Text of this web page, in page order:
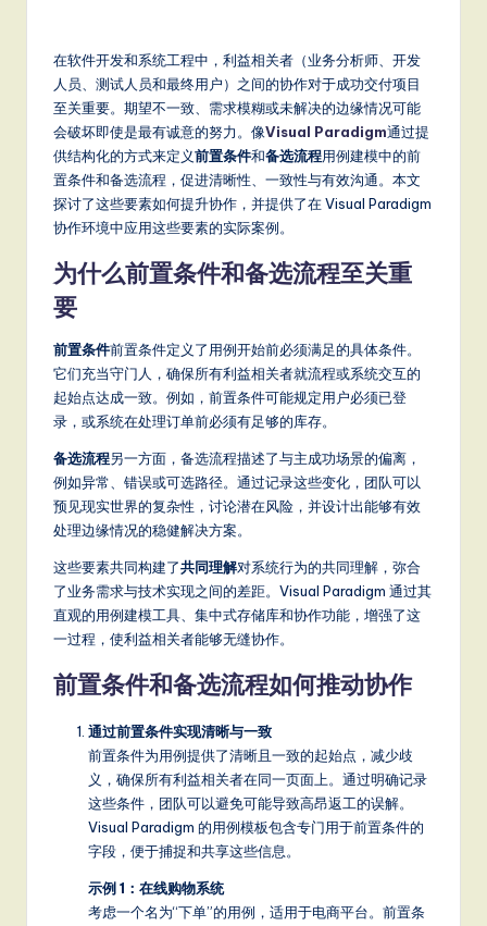
fi
d
C
hi
L
在软件开发和系统工程中，利益相关者（业务分析师、开发
人员、测试人员和最终用户）之间的协作对于成功交付项目
至关重要。期望不一致、需求模糊或未解决的边缘情况可能
会破坏即使是最有诚意的努力。像Visual Paradigm通过提
供结构化的方式来定义前置条件和备选流程用例建模中的前
置条件和备选流程，促进清晰性、一致性与有效沟通。本文
探讨了这些要素如何提升协作，并提供了在 Visual Paradigm
协作环境中应用这些要素的实际案例。
为什么前置条件和备选流程至关重
要
前置条件前置条件定义了用例开始前必须满足的具体条件。
它们充当守门人，确保所有利益相关者就流程或系统交互的
起始点达成一致。例如，前置条件可能规定用户必须已登
录，或系统在处理订单前必须有足够的库存。
备选流程另一方面，备选流程描述了与主成功场景的偏离，
例如异常、错误或可选路径。通过记录这些变化，团队可以
预见现实世界的复杂性，讨论潜在风险，并设计出能够有效
处理边缘情况的稳健解决方案。
这些要素共同构建了共同理解对系统行为的共同理解，弥合
了业务需求与技术实现之间的差距。Visual Paradigm 通过其
直观的用例建模工具、集中式存储库和协作功能，增强了这
一过程，使利益相关者能够无缝协作。
前置条件和备选流程如何推动协作
通过前置条件实现清晰与一致
前置条件为用例提供了清晰且一致的起始点，减少歧
义，确保所有利益相关者在同一页面上。通过明确记录
这些条件，团队可以避免可能导致高昂返工的误解。
Visual Paradigm 的用例模板包含专门用于前置条件的
字段，便于捕捉和共享这些信息。
示例 1：在线购物系统
考虑一个名为“下单”的用例，适用于电商平台。前置条